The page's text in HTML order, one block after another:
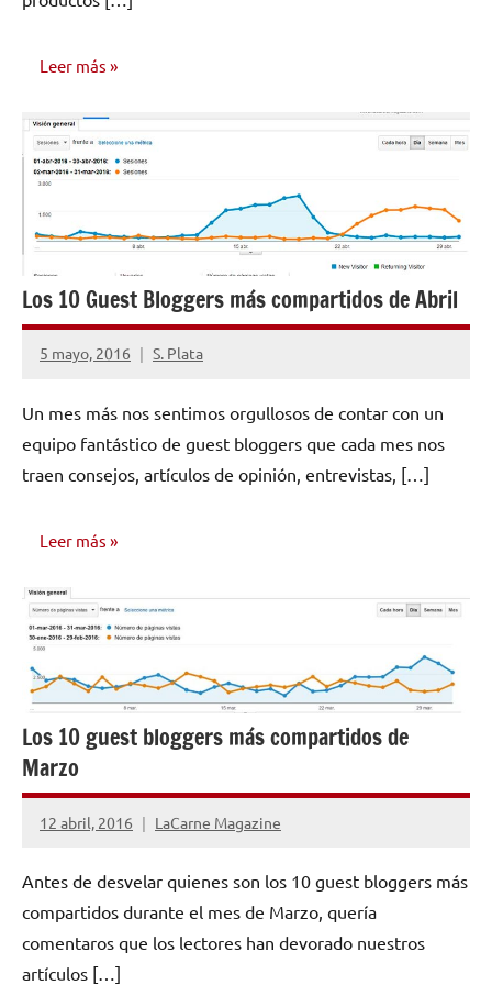
Leer más
CONSEJOS
PARA
MÚSICOS
Los 10 Guest Bloggers más compartidos de Abril
5 mayo, 2016 S. Plata
1
Un mes más nos sentimos orgullosos de contar con un
equipo fantástico de guest bloggers que cada mes nos
traen consejos, artículos de opinión, entrevistas, […]
Leer más
NOTICIAS
Los 10 guest bloggers más compartidos de
Marzo
12 abril, 2016 LaCarne Magazine
No
comentarios
Antes de desvelar quienes son los 10 guest bloggers más
compartidos durante el mes de Marzo, quería
comentaros que los lectores han devorado nuestros
artículos […]